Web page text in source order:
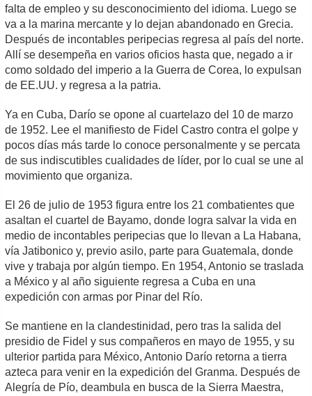
falta de empleo y su desconocimiento del idioma. Luego se
va a la marina mercante y lo dejan abandonado en Grecia.
Después de incontables peripecias regresa al país del norte.
Allí se desempeña en varios oficios hasta que, negado a ir
como soldado del imperio a la Guerra de Corea, lo expulsan
de EE.UU. y regresa a la patria.
Ya en Cuba, Darío se opone al cuartelazo del 10 de marzo
de 1952. Lee el manifiesto de Fidel Castro contra el golpe y
pocos días más tarde lo conoce personalmente y se percata
de sus indiscutibles cualidades de líder, por lo cual se une al
movimiento que organiza.
El 26 de julio de 1953 figura entre los 21 combatientes que
asaltan el cuartel de Bayamo, donde logra salvar la vida en
medio de incontables peripecias que lo llevan a La Habana,
vía Jatibonico y, previo asilo, parte para Guatemala, donde
vive y trabaja por algún tiempo. En 1954, Antonio se traslada
a México y al año siguiente regresa a Cuba en una
expedición con armas por Pinar del Río.
Se mantiene en la clandestinidad, pero tras la salida del
presidio de Fidel y sus compañeros en mayo de 1955, y su
ulterior partida para México, Antonio Darío retorna a tierra
azteca para venir en la expedición del Granma. Después de
Alegría de Pío, deambula en busca de la Sierra Maestra,